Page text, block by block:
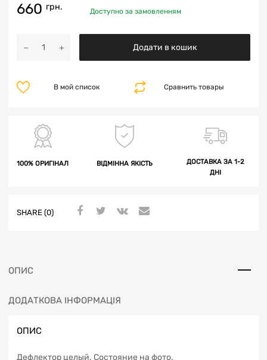
660 грн. Доступно за замовленням
Додати в кошик
Сравнить товары
В мой список
100% ОРИГІНАЛ ВІДМІННА ЯКІСТЬ
ДОСТАВКА ЗА 1-2
ДНІ
SHARE (0)
ОПИС
ДОДАТКОВА ІНФОРМАЦІЯ
ОПИС
Дефлектор целый. Состояние на фото.